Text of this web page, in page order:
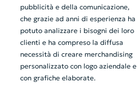
pubblicità e della comunicazione,
che grazie ad anni di esperienza ha
potuto analizzare i bisogni dei loro
clienti e ha compreso la diffusa
necessità di creare merchandising
personalizzato con logo aziendale e
con grafiche elaborate.